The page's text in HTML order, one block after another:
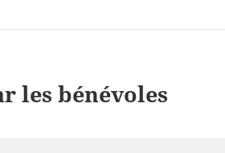
les bénévoles